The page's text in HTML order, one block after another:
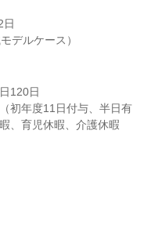
日
デルケース）
120日
初年度11日付与、半日有
、育児休暇、介護休暇